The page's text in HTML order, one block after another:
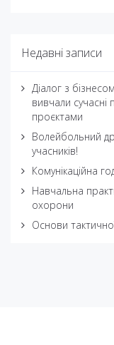
Недавні записи
Діалог з
вивчали сучасні
проєктами
Волейбольний
учасників!
Комунікаційна
Навчальна
охорони
Основи